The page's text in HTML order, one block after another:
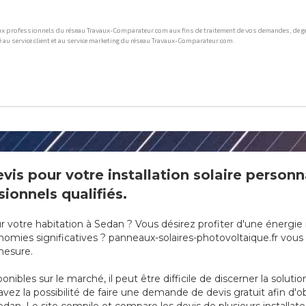
pour votre installation solaire
qualifiés.
votre habitation à Sedan ? Vous désirez profiter d'une
significatives ? panneaux-solaires-photovoltaique.fr
sur le marché, il peut être difficile de discerner la
la possibilité de faire une demande de devis gratuit afin